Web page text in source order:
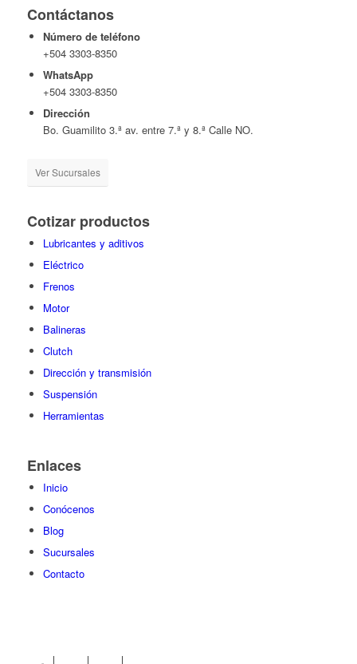
Contáctanos
Número de teléfono
+504 3303-8350
WhatsApp
+504 3303-8350
Dirección
Bo. Guamilito 3.ª av. entre 7.ª y 8.ª Calle NO.
Ver Sucursales
Cotizar productos
Lubricantes y aditivos
Eléctrico
Frenos
Motor
Balineras
Clutch
Dirección y transmisión
Suspensión
Herramientas
Enlaces
Inicio
Conócenos
Blog
Sucursales
Contacto